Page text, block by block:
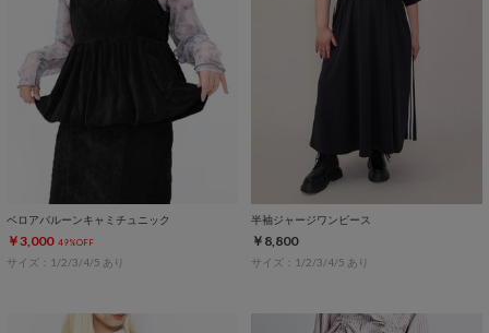
ベロアバルーンキャミチュニック
￥3,000 49%OFF
サイズ：1/2/3/4/5 あり
半袖ジャージワンピース
￥8,800
サイズ：1/2/3/4/5 あり